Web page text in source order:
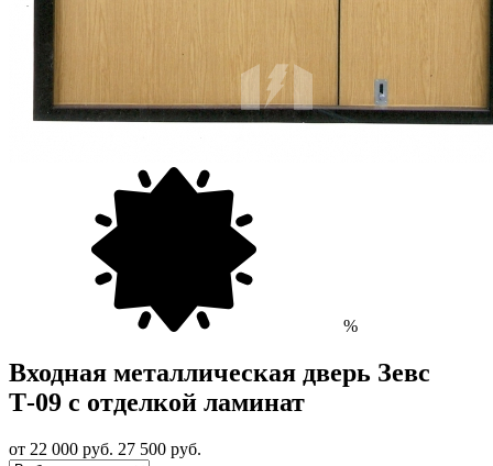
%
Входная металлическая дверь Зевс
Т-09 с отделкой ламинат
от 22 000 руб. 27 500 руб.